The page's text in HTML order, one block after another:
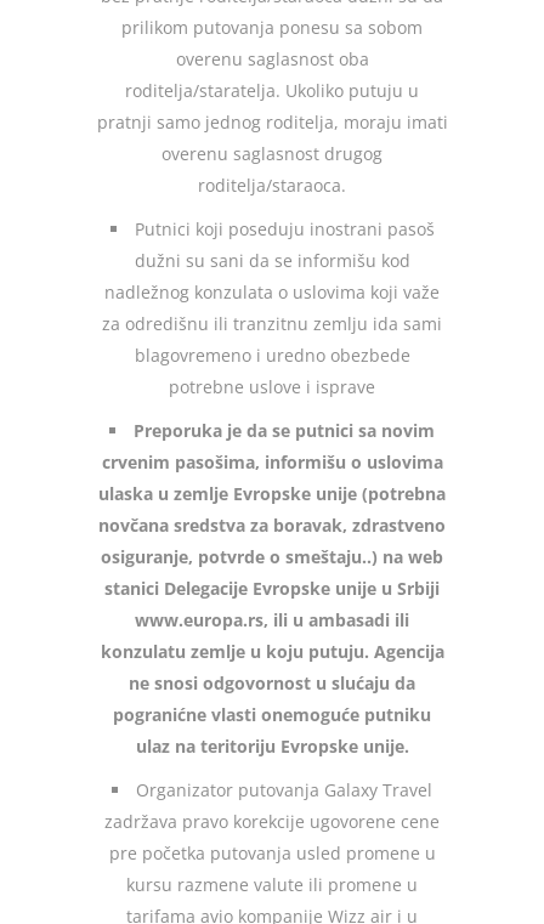
prilikom putovanja ponesu sa sobom
overenu saglasnost oba
roditelja/staratelja. Ukoliko putuju u
pratnji samo jednog roditelja, moraju imati
overenu saglasnost drugog
roditelja/staraoca.
Putnici koji poseduju inostrani pasoš
dužni su sani da se informišu kod
nadležnog konzulata o uslovima koji važe
za odredišnu ili tranzitnu zemlju ida sami
blagovremeno i uredno obezbede
potrebne uslove i isprave
Preporuka je da se putnici sa novim
crvenim pasošima, informišu o uslovima
ulaska u zemlje Evropske unije (potrebna
novčana sredstva za boravak, zdrastveno
osiguranje, potvrde o smeštaju..) na web
stanici Delegacije Evropske unije u Srbiji
www.europa.rs, ili u ambasadi ili
konzulatu zemlje u koju putuju. Agencija
ne snosi odgovornost u slućaju da
pogranićne vlasti onemoguće putniku
ulaz na teritoriju Evropske unije.
Organizator putovanja Galaxy Travel
zadržava pravo korekcije ugovorene cene
pre početka putovanja usled promene u
kursu razmene valute ili promene u
tarifama avio kompanije Wizz air i u